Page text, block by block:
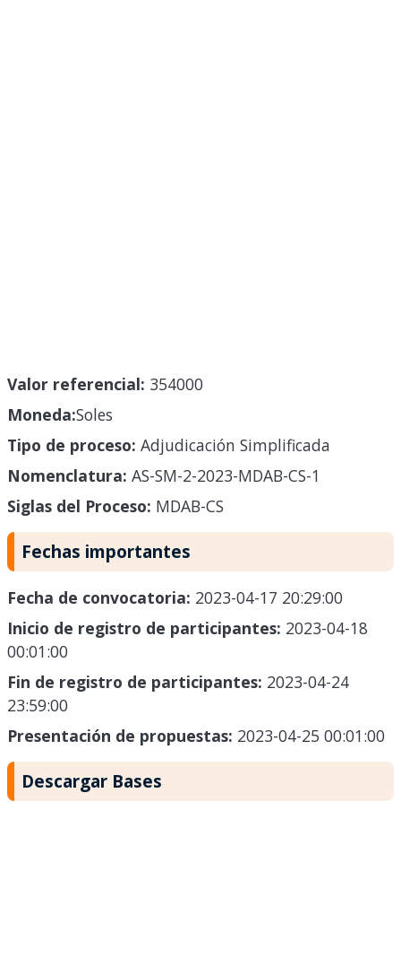
Valor referencial: 354000
Moneda:Soles
Tipo de proceso: Adjudicación Simplificada
Nomenclatura: AS-SM-2-2023-MDAB-CS-1
Siglas del Proceso: MDAB-CS
Fechas importantes
Fecha de convocatoria: 2023-04-17 20:29:00
Inicio de registro de participantes: 2023-04-18
00:01:00
Fin de registro de participantes: 2023-04-24
23:59:00
Presentación de propuestas: 2023-04-25 00:01:00
Descargar Bases